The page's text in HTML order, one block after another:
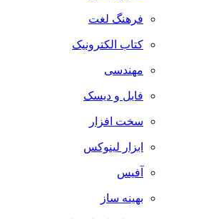
فرهنگ لغت
کتاب الکترونیک
مهندسی
فایل و دیسک
سخت افزار
ابزار لینوکس
آفیس
بهینه ساز